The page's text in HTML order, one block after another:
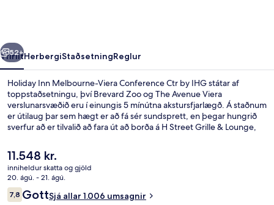
by
IHG
Næsta
52+
YfirlitHerbergiStaðsetningReglur
Holiday Inn Melbourne-Viera Conference Ctr by IHG státar af
toppstaðsetningu, því Brevard Zoo og The Avenue Viera
verslunarsvæðið eru í einungis 5 mínútna akstursfjarlægð. Á staðnum
er útilaug þar sem hægt er að fá sér sundsprett, en þegar hungrið
sverfur að er tilvalið að fara út að borða á H Street Grille & Lounge,
þæginda sem þú getur hlakkað til að njóta á þessu hóteli í skreytistíl
(Art Deco) eru bar/setustofa, líkamsræktaraðstaða og
skyndibitastaður/sælkeraverslun. Aðrir gestir hafa sagt að meðal
helstu kosta gististaðarins sé hjálpsamt starfsfólk.
Núverandi
verð
er
11.548 kr.
11.548 kr.
inniheldur skatta og gjöld
20. ágú. - 21. ágú.
Umsagnir
7,87,8 af 10
GottSjá allar 1.006 umsagnir